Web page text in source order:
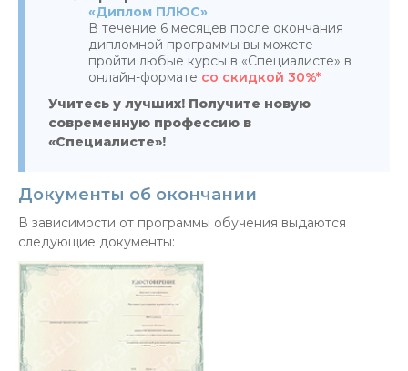
«Диплом ПЛЮС»
В течение 6 месяцев после окончания
дипломной программы вы можете
пройти любые курсы в «Специалисте» в
онлайн-формате со скидкой 30%*
Учитесь у лучших! Получите новую
современную профессию в
«Специалисте»!
Документы об окончании
В зависимости от программы обучения выдаются
следующие документы: